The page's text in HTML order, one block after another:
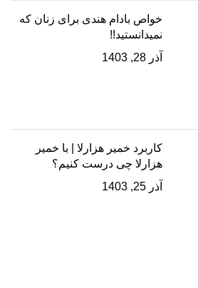
خواص بادام هندی برای زنان که
نمیدانستید!!
آذر 28, 1403
کاربرد خمیر هزارلا | با خمیر
هزارلا چی درست کنیم؟
آذر 25, 1403